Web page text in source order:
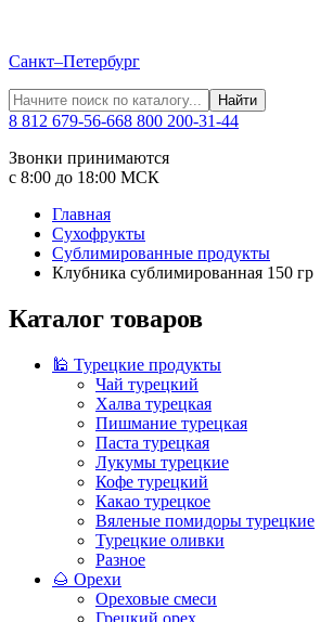
Санкт–Петербург
Найти
8 812 679-56-668 800 200-31-44
Звонки принимаются
с 8:00 до 18:00 МСК
Главная
Сухофрукты
Сублимированные продукты
Клубника сублимированная 150 гр
Каталог товаров
🕌 Турецкие продукты
Чай турецкий
Халва турецкая
Пишмание турецкая
Паста турецкая
Лукумы турецкие
Кофе турецкий
Какао турецкое
Вяленые помидоры турецкие
Турецкие оливки
Разное
🌰 Орехи
Ореховые смеси
Грецкий орех